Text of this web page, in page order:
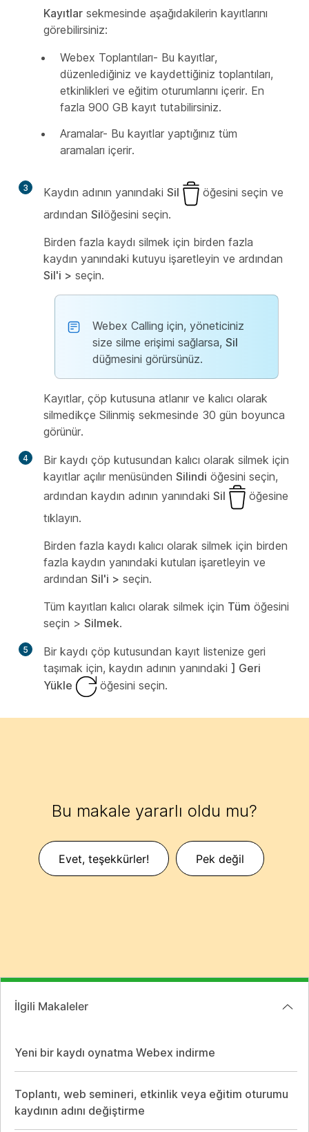
Kayıtlar sekmesinde aşağıdakilerin kayıtlarını
görebilirsiniz:
Webex Toplantıları- Bu kayıtlar,
düzenlediğiniz ve kaydettiğiniz toplantıları,
etkinlikleri ve eğitim oturumlarını içerir. En
fazla 900 GB kayıt tutabilirsiniz.
Aramalar- Bu kayıtlar yaptığınız tüm
aramaları içerir.
3 Kaydın adının yanındaki Sil
öğesini seçin ve
ardından Silöğesini seçin.
Birden fazla kaydı silmek için birden fazla
kaydın yanındaki kutuyu işaretleyin ve ardından
Sil'i > seçin.
Webex Calling için, yöneticiniz
size silme erişimi sağlarsa, Sil
düğmesini görürsünüz.
Kayıtlar, çöp kutusuna atlanır ve kalıcı olarak
silmedikçe Silinmiş sekmesinde 30 gün boyunca
görünür.
4
Bir kaydı çöp kutusundan kalıcı olarak silmek için
kayıtlar açılır menüsünden Silindi öğesini seçin,
ardından kaydın adının yanındaki Sil
öğesine
tıklayın.
Birden fazla kaydı kalıcı olarak silmek için birden
fazla kaydın yanındaki kutuları işaretleyin ve
ardından Sil'i > seçin.
Tüm kayıtları kalıcı olarak silmek için Tüm öğesini
seçin > Silmek.
5
Bir kaydı çöp kutusundan kayıt listenize geri
taşımak için, kaydın adının yanındaki ] Geri
Yükle
öğesini seçin.
Bu makale yararlı oldu mu?
Evet, teşekkürler! Pek değil
İlgili Makaleler
Yeni bir kaydı oynatma Webex indirme
Toplantı, web semineri, etkinlik veya eğitim oturumu
kaydının adını değiştirme